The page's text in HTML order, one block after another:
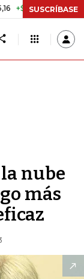
+0,58%
SUSCRÍBASE
nube
más